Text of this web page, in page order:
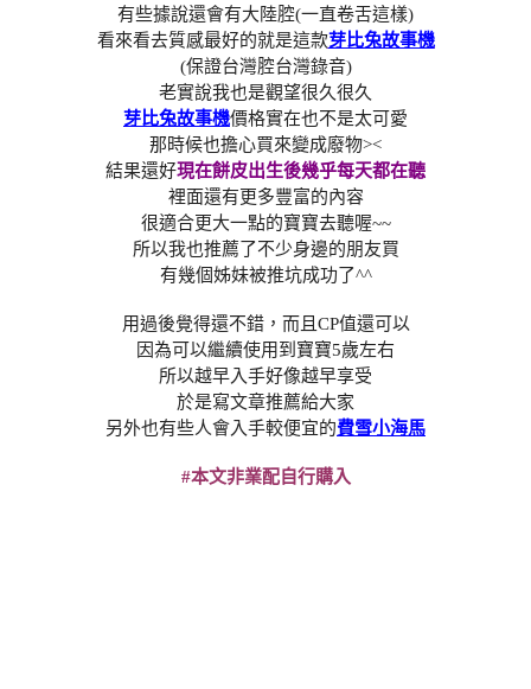
有些據說還會有大陸腔(一直卷舌這樣)
看來看去質感最好的就是這款芽比兔故事機
(保證台灣腔台灣錄音)
老實說我也是觀望很久很久
芽比兔故事機價格實在也不是太可愛
那時候也擔心買來變成廢物><
結果還好現在餅皮出生後幾乎每天都在聽
裡面還有更多豐富的內容
很適合更大一點的寶寶去聽喔~~
所以我也推薦了不少身邊的朋友買
有幾個姊妹被推坑成功了^^
用過後覺得還不錯，而且CP值還可以
因為可以繼續使用到寶寶5歲左右
所以越早入手好像越早享受
於是寫文章推薦給大家
另外也有些人會入手較便宜的費雪小海馬
#本文非業配自行購入